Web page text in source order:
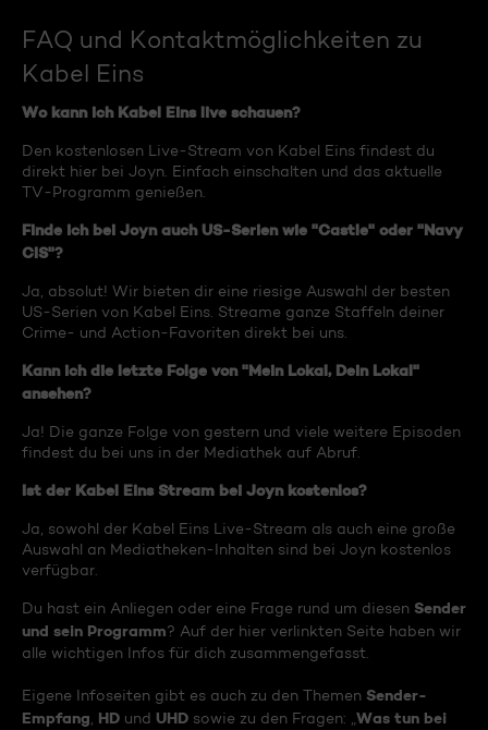
FAQ und Kontaktmöglichkeiten zu
Kabel Eins
Wo kann ich Kabel Eins live schauen?
Den kostenlosen Live-Stream von Kabel Eins findest du
direkt hier bei Joyn. Einfach einschalten und das aktuelle
TV-Programm genießen.
Finde ich bei Joyn auch US-Serien wie "Castle" oder "Navy
CIS"?
Ja, absolut! Wir bieten dir eine riesige Auswahl der besten
US-Serien von Kabel Eins. Streame ganze Staffeln deiner
Crime- und Action-Favoriten direkt bei uns.
Kann ich die letzte Folge von "Mein Lokal, Dein Lokal"
ansehen?
Ja! Die ganze Folge von gestern und viele weitere Episoden
findest du bei uns in der Mediathek auf Abruf.
Ist der Kabel Eins Stream bei Joyn kostenlos?
Ja, sowohl der Kabel Eins Live-Stream als auch eine große
Auswahl an Mediatheken-Inhalten sind bei Joyn kostenlos
verfügbar.
Du hast ein Anliegen oder eine Frage rund um diesen Sender
und sein Programm? Auf der hier verlinkten Seite haben wir
alle wichtigen Infos für dich zusammengefasst.
Eigene Infoseiten gibt es auch zu den Themen Sender-
Empfang HD und UHD sowie zu den Fragen: „ Was tun bei